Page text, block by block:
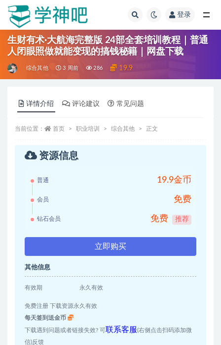
登录
生财有术·大航海完整版 24部全套培训教程｜普通
人闭眼照做就能变现的搞钱秘籍｜网盘下载
综合其他 3 周前 286 19.9
详情介绍 评论建议 常见问题
当前位置： 首页 职业培训 综合其他 正文
资源信息
普通 19.9金币
会员 免费
钻石会员 免费 推荐
立即购买
其他信息
有效期 永久有效
免费注册 下载资源永久有效
每天签到送金币
下载遇到问题或者链接失效? 可 联系客服(右侧点击扫码添加微
信)反馈